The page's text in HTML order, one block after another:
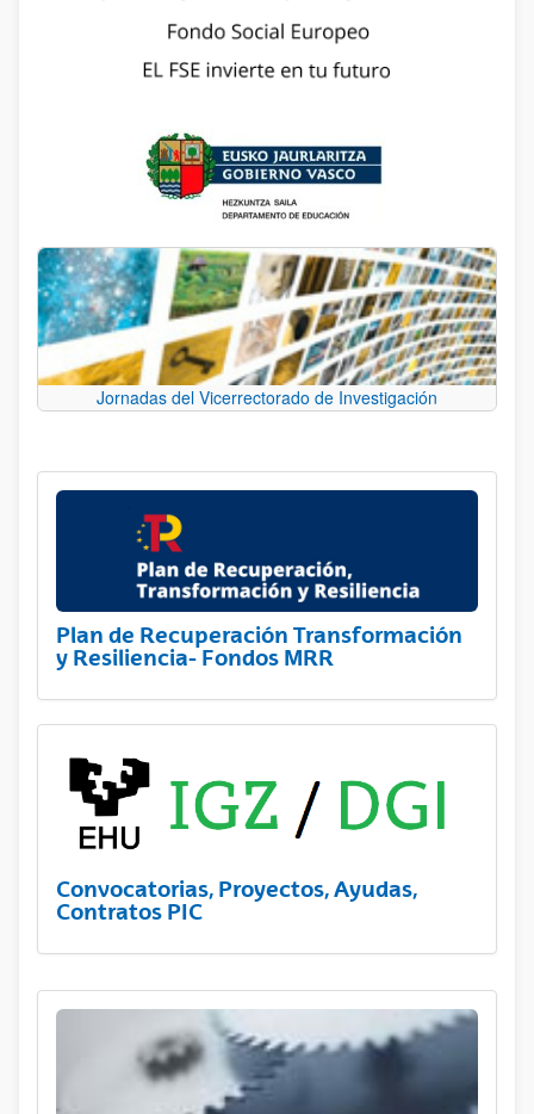
Jornadas del Vicerrectorado de Investigación
Plan de Recuperación Transformación
y Resiliencia- Fondos MRR
Convocatorias, Proyectos, Ayudas,
Contratos PIC